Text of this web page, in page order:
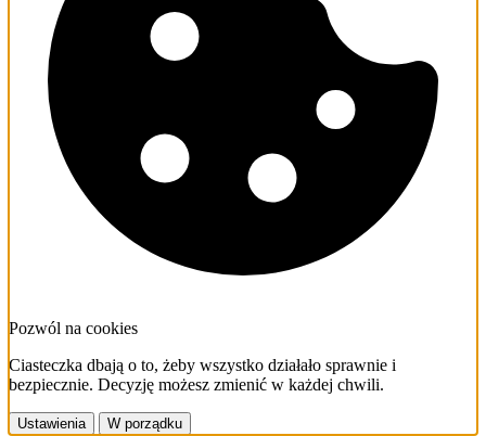
Pozwól na cookies
Ciasteczka dbają o to, żeby wszystko działało sprawnie i
bezpiecznie. Decyzję możesz zmienić w każdej chwili.
Ustawienia W porządku